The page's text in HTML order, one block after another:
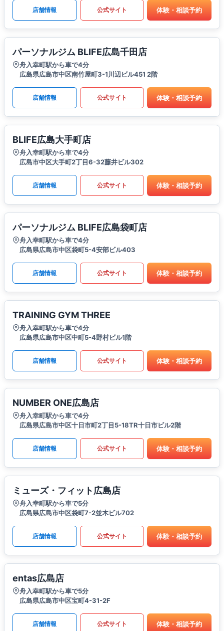
店舗情報 公式サイト 体験・相談予約
パーソナルジム BLIFE広島千田店
舟入幸町駅から車で4分
広島県広島市中区南竹屋町3-1川辺ビル451 2階
店舗情報 公式サイト 体験・相談予約
BLIFE広島大手町店
舟入幸町駅から車で4分
広島市中区大手町2丁目6-32藤井ビル302
店舗情報 公式サイト 体験・相談予約
パーソナルジム BLIFE広島袋町店
舟入幸町駅から車で4分
広島県広島市中区袋町5-4安部ビル403
店舗情報 公式サイト 体験・相談予約
TRAINING GYM THREE
舟入幸町駅から車で4分
広島県広島市中区中町5-4野村ビル1階
店舗情報 公式サイト 体験・相談予約
NUMBER ONE広島店
舟入幸町駅から車で4分
広島県広島市中区十日市町2丁目5-18TR十日市ビル2階
店舗情報 公式サイト 体験・相談予約
ミューズ・フィット広島店
舟入幸町駅から車で5分
広島県広島市中区袋町7-2並木ビル702
店舗情報 公式サイト 体験・相談予約
entas広島店
舟入幸町駅から車で5分
広島県広島市中区宝町4-31-2F
店舗情報 公式サイト 体験・相談予約